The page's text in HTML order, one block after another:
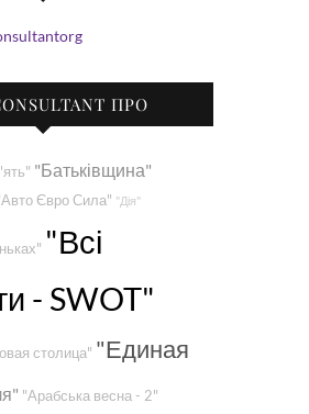
ПРО
"Батьківщина"
Євро Сила" "Дія"
"Всі
- SWOT"
столица" "Единая
"Арабська весна - 2"